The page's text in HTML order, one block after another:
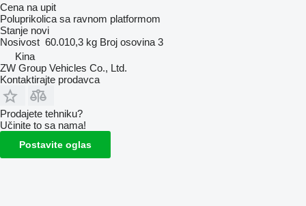
Cena na upit
Poluprikolica sa ravnom platformom
Stanje novi
Nosivost 60.010,3 kg Broj osovina 3
Kina
ZW Group Vehicles Co., Ltd.
Kontaktirajte prodavca
Prodajete tehniku?
Učinite to sa nama!
Postavite oglas